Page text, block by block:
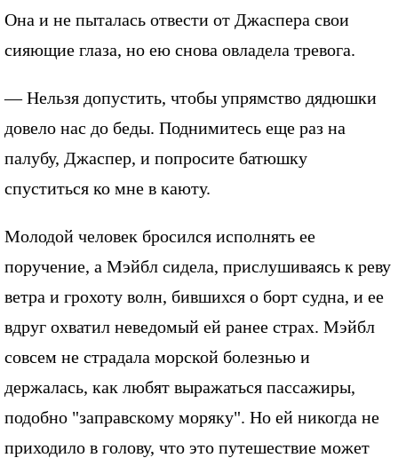
Она и не пыталась отвести от Джаспера свои
сияющие глаза, но ею снова овладела тревога.
— Нельзя допустить, чтобы упрямство дядюшки
довело нас до беды. Поднимитесь еще раз на
палубу, Джаспер, и попросите батюшку
спуститься ко мне в каюту.
Молодой человек бросился исполнять ее
поручение, а Мэйбл сидела, прислушиваясь к реву
ветра и грохоту волн, бившихся о борт судна, и ее
вдруг охватил неведомый ей ранее страх. Мэйбл
совсем не страдала морской болезнью и
держалась, как любят выражаться пассажиры,
подобно "заправскому моряку". Но ей никогда не
приходило в голову, что это путешествие может